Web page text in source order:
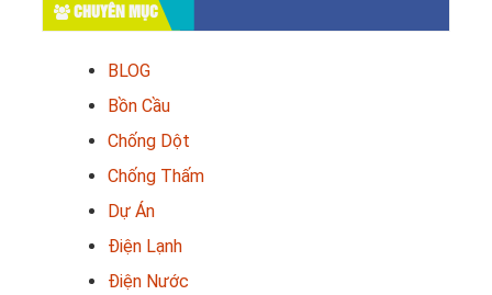
CHUYÊN MỤC
BLOG
Bồn Cầu
Chống Dột
Chống Thấm
Dự Án
Điện Lạnh
Điện Nước